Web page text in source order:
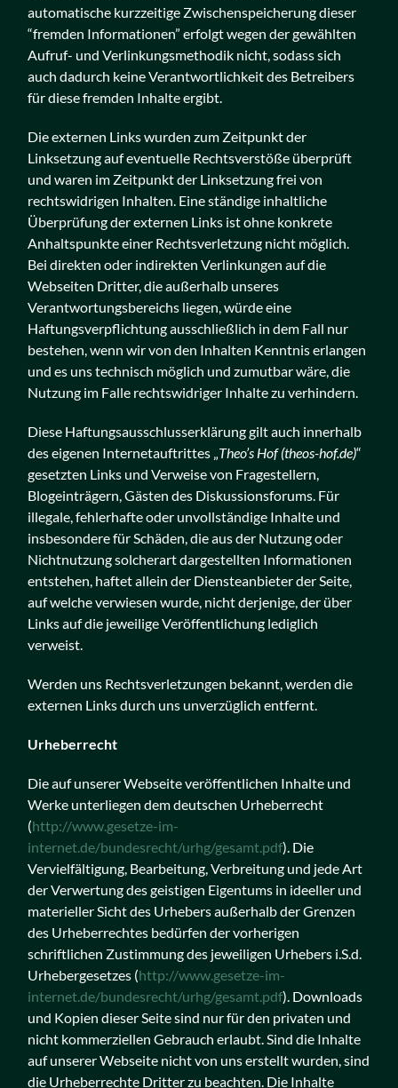
automatische kurzzeitige Zwischenspeicherung dieser
“fremden Informationen” erfolgt wegen der gewählten
Aufruf- und Verlinkungsmethodik nicht, sodass sich
auch dadurch keine Verantwortlichkeit des Betreibers
für diese fremden Inhalte ergibt.
Die externen Links wurden zum Zeitpunkt der
Linksetzung auf eventuelle Rechtsverstöße überprüft
und waren im Zeitpunkt der Linksetzung frei von
rechtswidrigen Inhalten. Eine ständige inhaltliche
Überprüfung der externen Links ist ohne konkrete
Anhaltspunkte einer Rechtsverletzung nicht möglich.
Bei direkten oder indirekten Verlinkungen auf die
Webseiten Dritter, die außerhalb unseres
Verantwortungsbereichs liegen, würde eine
Haftungsverpflichtung ausschließlich in dem Fall nur
bestehen, wenn wir von den Inhalten Kenntnis erlangen
und es uns technisch möglich und zumutbar wäre, die
Nutzung im Falle rechtswidriger Inhalte zu verhindern.
Diese Haftungsausschlusserklärung gilt auch innerhalb
des eigenen Internetauftrittes „ Theo’s Hof (theos-hof.de)“
gesetzten Links und Verweise von Fragestellern,
Blogeinträgern, Gästen des Diskussionsforums. Für
illegale, fehlerhafte oder unvollständige Inhalte und
insbesondere für Schäden, die aus der Nutzung oder
Nichtnutzung solcherart dargestellten Informationen
entstehen, haftet allein der Diensteanbieter der Seite,
auf welche verwiesen wurde, nicht derjenige, der über
Links auf die jeweilige Veröffentlichung lediglich
verweist.
Werden uns Rechtsverletzungen bekannt, werden die
externen Links durch uns unverzüglich entfernt.
Urheberrecht
Die auf unserer Webseite veröffentlichen Inhalte und
Werke unterliegen dem deutschen Urheberrecht
(http://www.gesetze-im-
internet.de/bundesrecht/urhg/gesamt.pdf). Die
Vervielfältigung, Bearbeitung, Verbreitung und jede Art
der Verwertung des geistigen Eigentums in ideeller und
materieller Sicht des Urhebers außerhalb der Grenzen
des Urheberrechtes bedürfen der vorherigen
schriftlichen Zustimmung des jeweiligen Urhebers i.S.d.
Urhebergesetzes (http://www.gesetze-im-
internet.de/bundesrecht/urhg/gesamt.pdf). Downloads
und Kopien dieser Seite sind nur für den privaten und
nicht kommerziellen Gebrauch erlaubt. Sind die Inhalte
auf unserer Webseite nicht von uns erstellt wurden, sind
die Urheberrechte Dritter zu beachten. Die Inhalte